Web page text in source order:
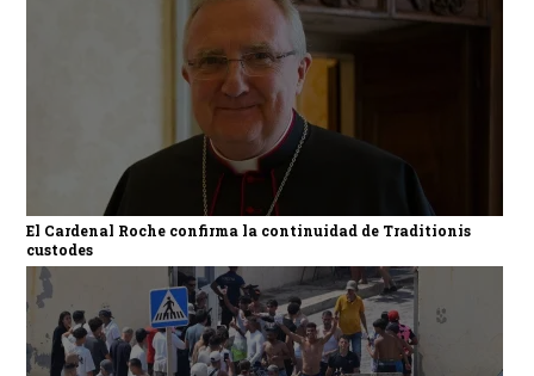
El Cardenal Roche confirma la continuidad de Traditionis
custodes